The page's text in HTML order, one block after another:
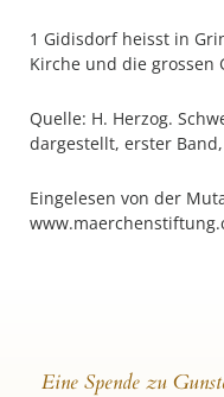
1 Gidisdorf heisst in
Kirche und die grossen
Quelle: H. Herzog.
dargestellt, erster Band,
Eingelesen von der
Eine Spende zu